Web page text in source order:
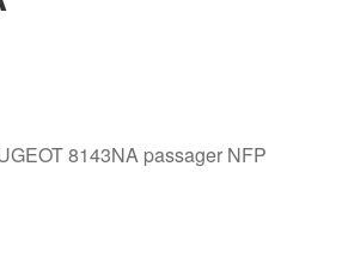
8143NA passager NFP